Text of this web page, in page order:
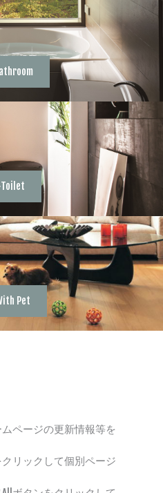
Toilet
Pet
ページの更新情報等を
リックして個別ページ